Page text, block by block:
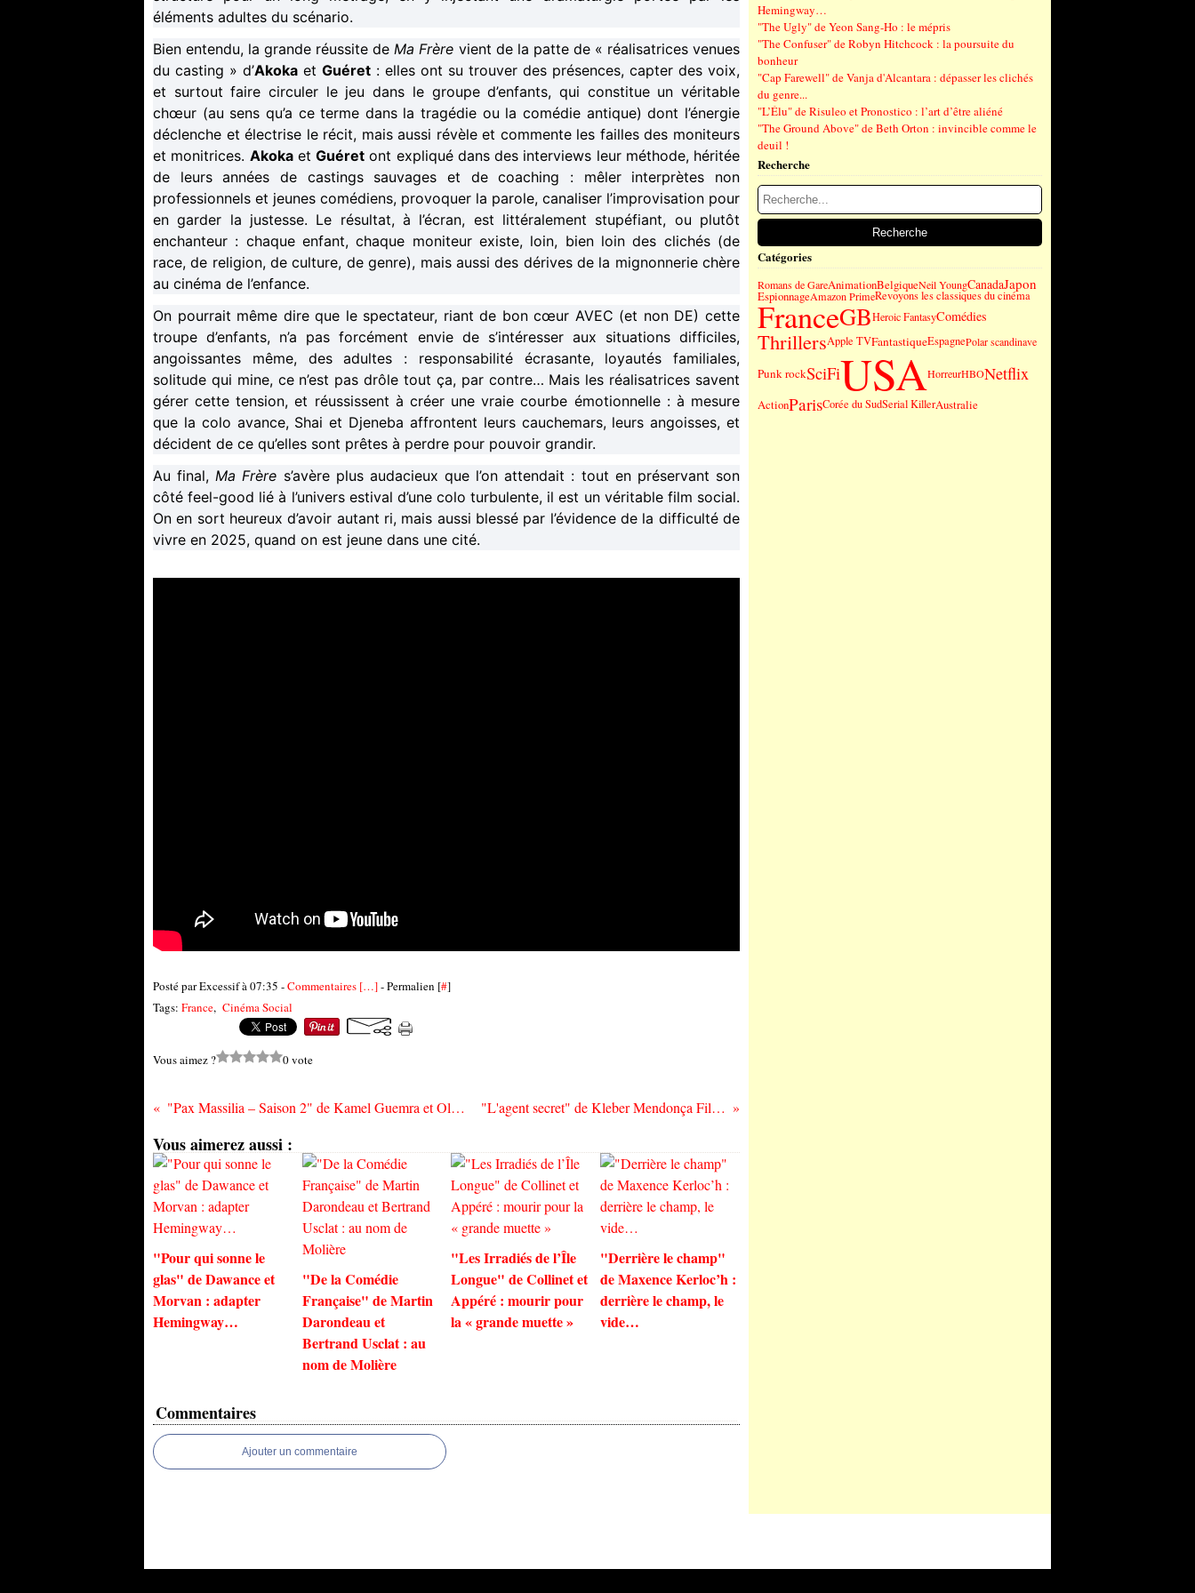
éléments adultes du scénario.
Bien entendu, la grande réussite de Ma Frère vient de la patte de « réalisatrices venues
du casting » d’Akoka et Guéret : elles ont su trouver des présences, capter des voix,
et surtout faire circuler le jeu dans le groupe d’enfants, qui constitue un véritable
chœur (au sens qu’a ce terme dans la tragédie ou la comédie antique) dont l’énergie
déclenche et électrise le récit, mais aussi révèle et commente les failles des moniteurs
et monitrices. Akoka et Guéret ont expliqué dans des interviews leur méthode, héritée
de leurs années de castings sauvages et de coaching : mêler interprètes non
professionnels et jeunes comédiens, provoquer la parole, canaliser l’improvisation pour
en garder la justesse. Le résultat, à l’écran, est littéralement stupéfiant, ou plutôt
enchanteur : chaque enfant, chaque moniteur existe, loin, bien loin des clichés (de
race, de religion, de culture, de genre), mais aussi des dérives de la mignonnerie chère
au cinéma de l’enfance.
On pourrait même dire que le spectateur, riant de bon cœur AVEC (et non DE) cette
troupe d’enfants, n’a pas forcément envie de s’intéresser aux situations difficiles,
angoissantes même, des adultes : responsabilité écrasante, loyautés familiales,
solitude qui mine, ce n’est pas drôle tout ça, par contre… Mais les réalisatrices savent
gérer cette tension, et réussissent à créer une vraie courbe émotionnelle : à mesure
que la colo avance, Shai et Djeneba affrontent leurs cauchemars, leurs angoisses, et
décident de ce qu’elles sont prêtes à perdre pour pouvoir grandir.
Au final, Ma Frère s’avère plus audacieux que l’on attendait : tout en préservant son
côté feel-good lié à l’univers estival d’une colo turbulente, il est un véritable film social.
On en sort heureux d’avoir autant ri, mais aussi blessé par l’évidence de la difficulté de
vivre en 2025, quand on est jeune dans une cité.
Posté par Excessif à 07:35 -Commentaires […]- Permalien [#]
Tags: France, Cinéma Social
Vous aimez ? 0 vote
"Pax Massilia – Saison 2" de Kamel Guemra et Olivier Marchal : bellum massiliense "L'agent secret" de Kleber Mendonça Filho : dictature et transmission
Vous aimerez aussi :
"Pour qui sonne le
glas" de Dawance et
Morvan : adapter
Hemingway…
"De la Comédie
Française" de Martin
Darondeau et
Bertrand Usclat : au
nom de Molière
"Les Irradiés de l’Île
Longue" de Collinet et
Appéré : mourir pour
la « grande muette »
"Derrière le champ"
de Maxence Kerloc’h :
derrière le champ, le
vide…
Commentaires
Ajouter un commentaire
Hemingway…
"The Ugly" de Yeon Sang-Ho : le mépris
"The Confuser" de Robyn Hitchcock : la poursuite du
bonheur
"Cap Farewell" de Vanja d'Alcantara : dépasser les clichés
du genre...
"L’Élu" de Risuleo et Pronostico : l’art d’être aliéné
"The Ground Above" de Beth Orton : invincible comme le
deuil !
Recherche
Catégories
Romans de GareAnimationBelgiqueNeil YoungCanadaJapon
EspionnageAmazon PrimeRevoyons les classiques du cinéma
FranceGBHeroic FantasyComédies
ThrillersApple TVFantastiqueEspagnePolar scandinave
Punk rockSciFiUSAHorreurHBONetflix
ActionParisCorée du SudSerial KillerAustralie